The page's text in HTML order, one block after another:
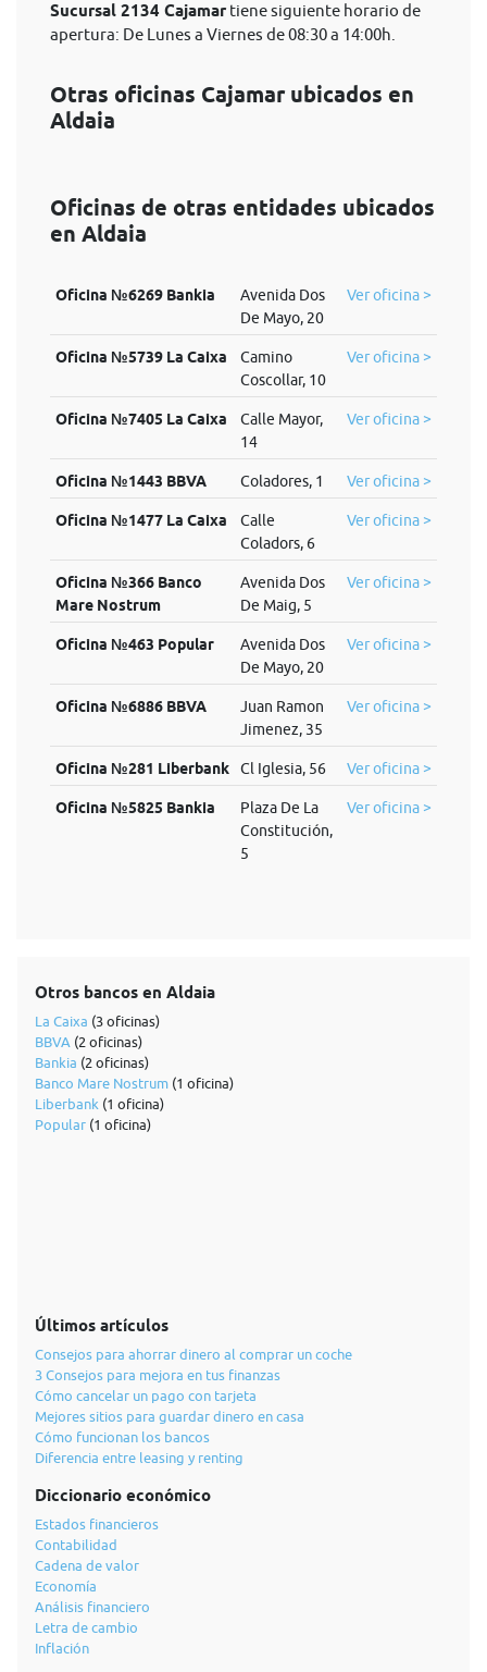
Sucursal 2134 Cajamar tiene siguiente horario de
apertura: De Lunes a Viernes de 08:30 a 14:00h.
Otras oficinas Cajamar ubicados en
Aldaia
Oficinas de otras entidades ubicados
en Aldaia
Oficina №6269 Bankia
Avenida Dos
De Mayo, 20
Ver oficina >
Oficina №5739 La Caixa
Camino
Coscollar, 10
Ver oficina >
Oficina №7405 La Caixa
Calle Mayor,
14
Ver oficina >
Oficina №1443 BBVA Coladores, 1 Ver oficina >
Oficina №1477 La Caixa
Calle
Coladors, 6
Ver oficina >
Oficina №366 Banco
Mare Nostrum
Avenida Dos
De Maig, 5
Ver oficina >
Oficina №463 Popular
Avenida Dos
De Mayo, 20
Ver oficina >
Oficina №6886 BBVA
Juan Ramon
Jimenez, 35
Ver oficina >
Oficina №281 Liberbank Cl Iglesia, 56 Ver oficina >
Oficina №5825 Bankia
Plaza De La
Constitución,
5
Ver oficina >
Otros bancos en Aldaia
La Caixa (3 oficinas)
BBVA (2 oficinas)
Bankia (2 oficinas)
Banco Mare Nostrum (1 oficina)
Liberbank (1 oficina)
Popular (1 oficina)
Últimos artículos
Consejos para ahorrar dinero al comprar un coche
3 Consejos para mejora en tus finanzas
Cómo cancelar un pago con tarjeta
Mejores sitios para guardar dinero en casa
Cómo funcionan los bancos
Diferencia entre leasing y renting
Diccionario económico
Estados financieros
Contabilidad
Cadena de valor
Economía
Análisis financiero
Letra de cambio
Inflación